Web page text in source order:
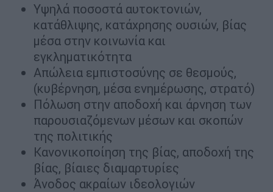
Υψηλά ποσοστά αυτοκτονιών,
κατάθλιψης, κατάχρησης ουσιών, βίας
μέσα στην κοινωνία και
εγκληματικότητα
Απώλεια εμπιστοσύνης σε θεσμούς,
(κυβέρνηση, μέσα ενημέρωσης, στρατό)
Πόλωση στην αποδοχή και άρνηση των
παρουσιαζόμενων μέσων και σκοπών
της πολιτικής
Κανονικοποίηση της βίας, αποδοχή της
βίας, βίαιες διαμαρτυρίες
Άνοδος ακραίων ιδεολογιών